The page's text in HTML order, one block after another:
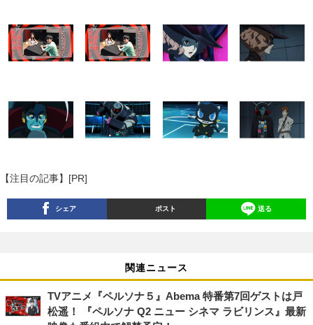
【注目の記事】[PR]
シェア ポスト 送る
関連ニュース
TVアニメ『ペルソナ５』Abema 特番第7回ゲストは戸
松遥！ 『ペルソナ Q2 ニュー シネマ ラビリンス』最新